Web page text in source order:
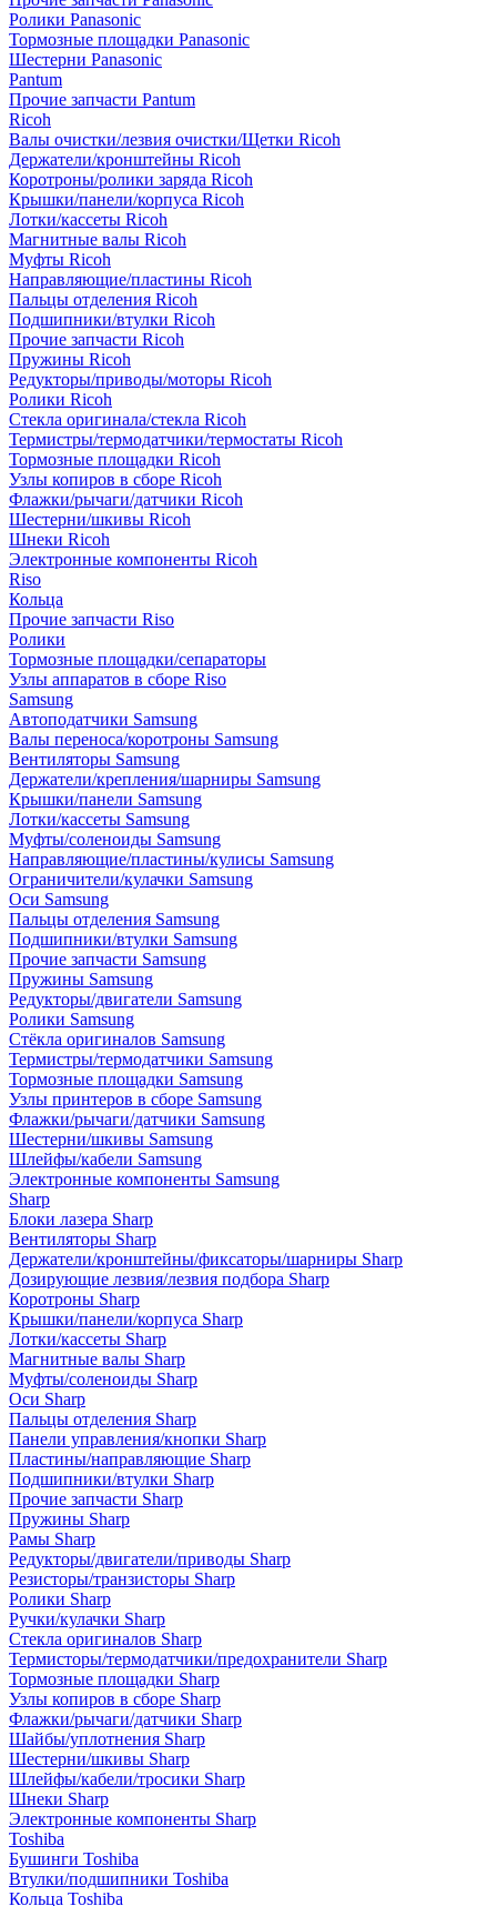
Ролики Panasonic
Тормозные площадки Panasonic
Шестерни Panasonic
Pantum
Прочие запчасти Pantum
Ricoh
Валы очистки/лезвия очистки/Щетки Ricoh
Держатели/кронштейны Ricoh
Коротроны/ролики заряда Ricoh
Крышки/панели/корпуса Ricoh
Лотки/кассеты Ricoh
Магнитные валы Ricoh
Муфты Ricoh
Направляющие/пластины Ricoh
Пальцы отделения Ricoh
Подшипники/втулки Ricoh
Прочие запчасти Ricoh
Пружины Ricoh
Редукторы/приводы/моторы Ricoh
Ролики Ricoh
Стекла оригинала/стекла Ricoh
Термистры/термодатчики/термостаты Ricoh
Тормозные площадки Ricoh
Узлы копиров в сборе Ricoh
Флажки/рычаги/датчики Ricoh
Шестерни/шкивы Ricoh
Шнеки Ricoh
Электронные компоненты Ricoh
Riso
Кольца
Прочие запчасти Riso
Ролики
Тормозные площадки/сепараторы
Узлы аппаратов в сборе Riso
Samsung
Автоподатчики Samsung
Валы переноса/коротроны Samsung
Вентиляторы Samsung
Держатели/крепления/шарниры Samsung
Крышки/панели Samsung
Лотки/кассеты Samsung
Муфты/соленоиды Samsung
Направляющие/пластины/кулисы Samsung
Ограничители/кулачки Samsung
Оси Samsung
Пальцы отделения Samsung
Подшипники/втулки Samsung
Прочие запчасти Samsung
Пружины Samsung
Редукторы/двигатели Samsung
Ролики Samsung
Стёкла оригиналов Samsung
Термистры/термодатчики Samsung
Тормозные площадки Samsung
Узлы принтеров в сборе Samsung
Флажки/рычаги/датчики Samsung
Шестерни/шкивы Samsung
Шлейфы/кабели Samsung
Электронные компоненты Samsung
Sharp
Блоки лазера Sharp
Вентиляторы Sharp
Держатели/кронштейны/фиксаторы/шарниры Sharp
Дозирующие лезвия/лезвия подбора Sharp
Коротроны Sharp
Крышки/панели/корпуса Sharp
Лотки/кассеты Sharp
Магнитные валы Sharp
Муфты/соленоиды Sharp
Оси Sharp
Пальцы отделения Sharp
Панели управления/кнопки Sharp
Пластины/направляющие Sharp
Подшипники/втулки Sharp
Прочие запчасти Sharp
Пружины Sharp
Рамы Sharp
Редукторы/двигатели/приводы Sharp
Резисторы/транзисторы Sharp
Ролики Sharp
Ручки/кулачки Sharp
Стекла оригиналов Sharp
Термисторы/термодатчики/предохранители Sharp
Тормозные площадки Sharp
Узлы копиров в сборе Sharp
Флажки/рычаги/датчики Sharp
Шайбы/уплотнения Sharp
Шестерни/шкивы Sharp
Шлейфы/кабели/тросики Sharp
Шнеки Sharp
Электронные компоненты Sharp
Toshiba
Бушинги Toshiba
Втулки/подшипники Toshiba
Кольца Toshiba